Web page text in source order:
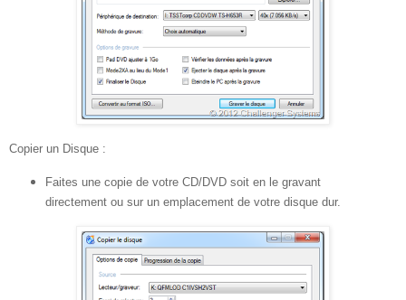
Copier un Disque :
Faites une copie de votre CD/DVD soit en le gravant
directement ou sur un emplacement de votre disque dur.